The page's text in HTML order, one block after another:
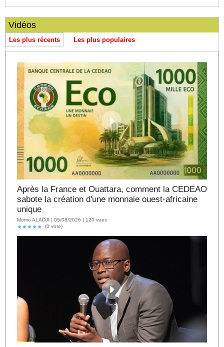
Vidéos
Les plus récents Les plus populaires
Après la France et Ouattara, comment la CEDEAO
sabote la création d'une monnaie ouest-africaine
unique
Momo ALADJI | 05/08/2026 | 120 vues
(0 vote)